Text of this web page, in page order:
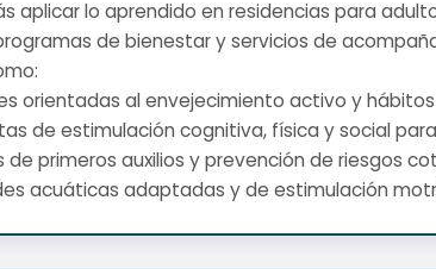
aplicar lo aprendido en residencias para
de bienestar y servicios de
orientadas al envejecimiento activo y
de estimulación cognitiva, física y social
de primeros auxilios y prevención de riesgos
acuáticas adaptadas y de estimulación